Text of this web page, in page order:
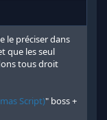
le préciser dans
que les seul
tous droit
Script)" boss +